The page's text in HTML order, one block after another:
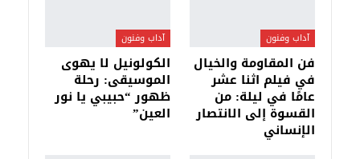
آداب وفنون
فن المقاومة والخيال
في فيلم اثنا عشر
عامًا في ليلة: من
القسوة إلى الانتصار
الإنساني
آداب وفنون
الكولونيل لا يهوى
الموسيقى: رحلة
ظهور “حبيبي يا نور
العين”